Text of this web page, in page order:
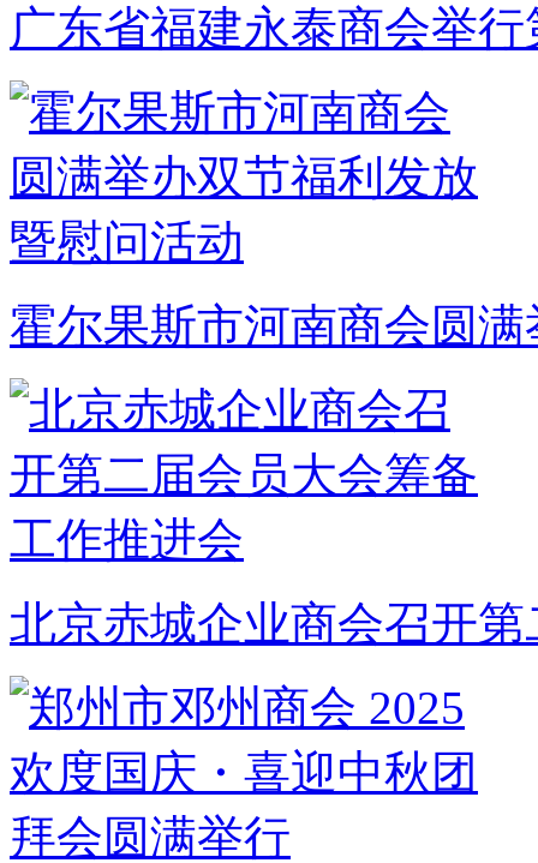
广东省福建永泰商会举
霍尔果斯市河南商会圆
北京赤城企业商会召开